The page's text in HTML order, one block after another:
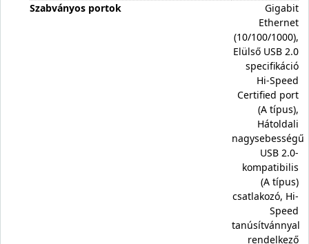
Szabványos portok
Gigabit
Ethernet
(10/100/1000),
Elülső USB 2.0
specifikáció
Hi-Speed
Certified port
(A típus),
Hátoldali
nagysebességű
USB 2.0-
kompatibilis
(A típus)
csatlakozó, Hi-
Speed
tanúsítvánnyal
rendelkező